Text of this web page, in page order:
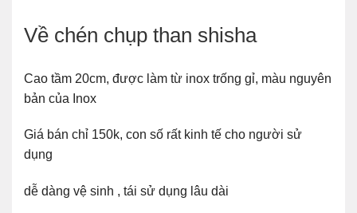
Về chén chụp than shisha
Cao tầm 20cm, được làm từ inox trống gỉ, màu nguyên
bản của Inox
Giá bán chỉ 150k, con số rất kinh tế cho người sử
dụng
dễ dàng vệ sinh , tái sử dụng lâu dài